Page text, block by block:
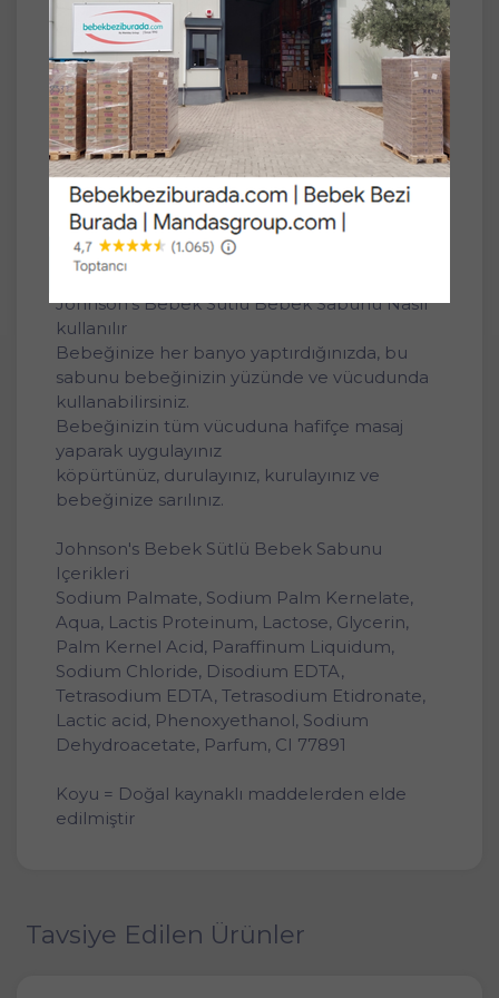
Johnson’s Sütlü Sabun, bebeğinizin narin
cildini nazikçe temizler ve cildinin yumuşak,
pürüzsüz ve sağlıklı kalmasına yardımcı olur.
Çocukların ve yetişkinlerin kullanımı için
uygundur.
Sadece bebeğinizin cildine uygun, yüksek
kalitedeki bileşenleri seçiyoruz. Bu yüzden
Bebeğiniz İçin En İyisi standartlarımıza
uymayan 400'den fazla bileşeni
kullanmıyoruz.
Johnson's Bebek Sütlü Bebek Sabunu Nasıl
kullanılır
Bebeğinize her banyo yaptırdığınızda, bu
sabunu bebeğinizin yüzünde ve vücudunda
kullanabilirsiniz.
Bebeğinizin tüm vücuduna hafifçe masaj
yaparak uygulayınız
köpürtünüz, durulayınız, kurulayınız ve
bebeğinize sarılınız.
Johnson's Bebek Sütlü Bebek Sabunu
Içerikleri
Sodium Palmate, Sodium Palm Kernelate,
Aqua, Lactis Proteinum, Lactose, Glycerin,
Palm Kernel Acid, Paraffinum Liquidum,
Sodium Chloride, Disodium EDTA,
Tetrasodium EDTA, Tetrasodium Etidronate,
Lactic acid, Phenoxyethanol, Sodium
Dehydroacetate, Parfum, CI 77891
Koyu = Doğal kaynaklı maddelerden elde
edilmiştir
Tavsiye Edilen Ürünler